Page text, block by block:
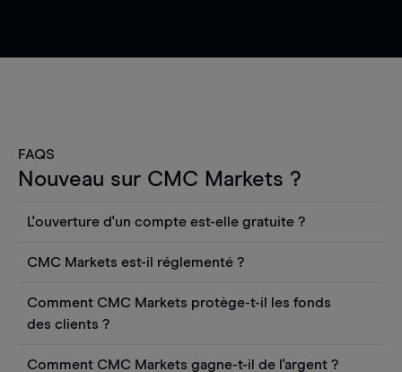
FAQS
Nouveau sur CMC Markets ?
L'ouverture d'un compte est-elle gratuite ?
gratuite. Vous pouvez également consulter les
cours et utiliser des outils tels que les graphiques,
les informations Reuters ou les rapports
frais. Toutefois, vous devrez déposer des fonds
CMC Markets est-il réglementé ?
autorisée et réglementée par l'autorité fédérale
le numéro d'enregistrement 154814. CMC Markets
Comment CMC Markets protège-t-il les fonds
des clients ?
Comment CMC Markets gagne-t-il de l'argent ?